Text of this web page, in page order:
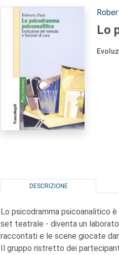
Autori:
Lo
DESCRIZIONE
Lo psicodramma psicoanalitico
set teatrale - diventa un
raccontati e le scene giocate
Il gruppo ristretto dei